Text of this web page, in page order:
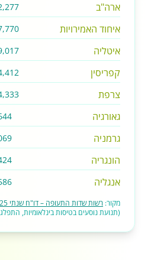
ארה"ב
איחוד האמירויות
איטליה
קפריסין
צרפת
גאורגיה
גרמניה
הונגריה
אנגליה
מקור: רשות שדות התעופה – דו"ח שנתי 2025, נמל התעופה בן-גוריון
(תנועת נוסעים בטיסות בינלאומיות,